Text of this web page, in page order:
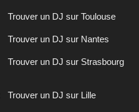
Trouver un DJ sur Toulouse
Trouver un DJ sur Nantes
Trouver un DJ sur Strasbourg
Trouver un DJ sur Lille